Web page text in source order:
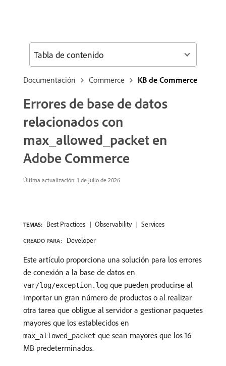
Documentación Commerce KB de Commerce
Errores de base de datos
relacionados con
max_allowed_packet en
Adobe Commerce
Última actualización: 1 de julio de 2026
TEMAS: Best Practices Observability Services
CREADO PARA: Developer
Este artículo proporciona una solución para los errores
de conexión a la base de datos en
var/log/exception.log que pueden producirse al
importar un gran número de productos o al realizar
otra tarea que obligue al servidor a gestionar paquetes
mayores que los establecidos en
max_allowed_packet que sean mayores que los 16
MB predeterminados.
Tabla de contenido